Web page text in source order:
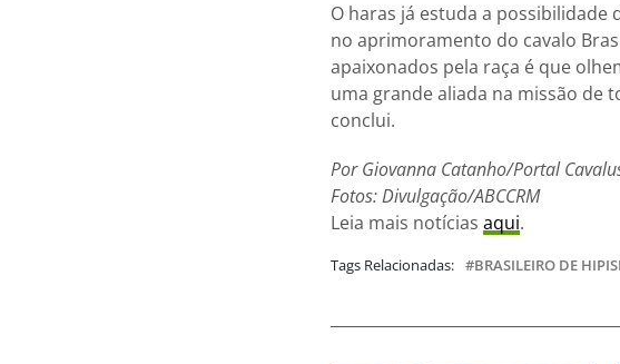
O haras já estuda a
no aprimoramento do cavalo
apaixonados pela raça é que
uma grande aliada na missão de
conclui.
Por Giovanna Catanho/Portal
Fotos: Divulgação/ABCCRM
Leia mais notícias aqui.
Tags Relacionadas: BRASILEIRO DE